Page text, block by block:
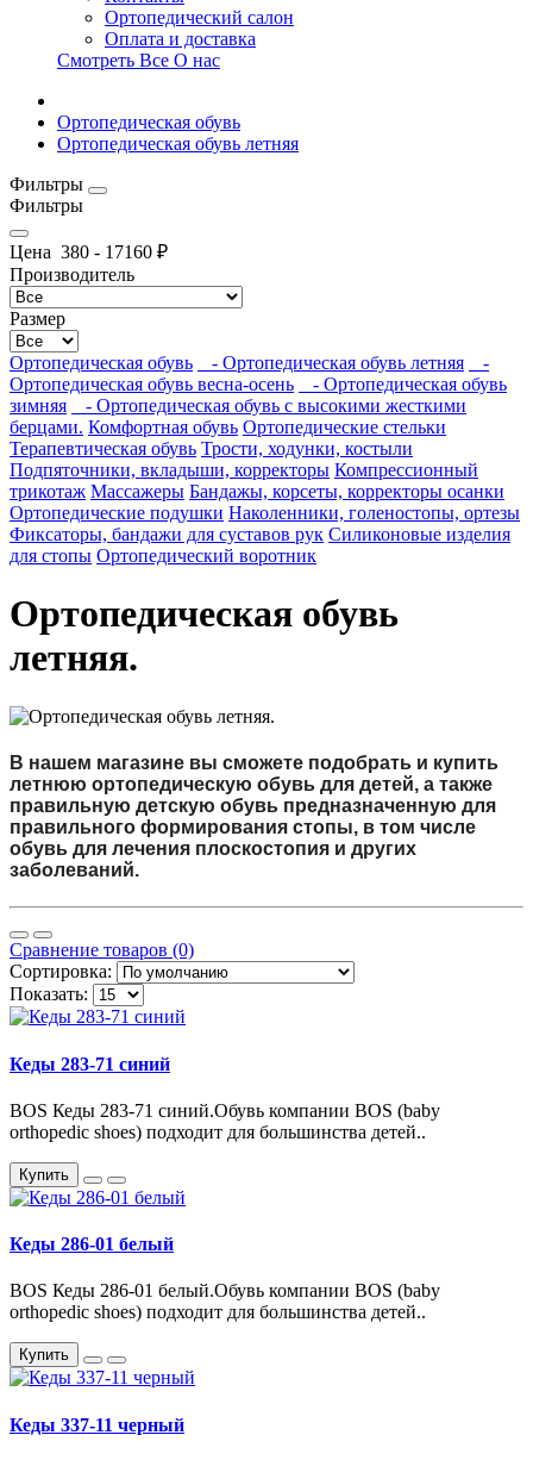
Ортопедический салон
Оплата и доставка
Смотреть Все О нас
Ортопедическая обувь
Ортопедическая обувь летняя
Фильтры
Фильтры
Цена 380 - 17160 ₽
Производитель
Размер
Ортопедическая обувь - Ортопедическая обувь летняя
-
Ортопедическая обувь весна-осень
- Ортопедическая обувь
зимняя
- Ортопедическая обувь с высокими жесткими
берцами. Комфортная обувь Ортопедические стельки
Терапевтическая обувь Трости, ходунки, костыли
Подпяточники, вкладыши, корректоры Компрессионный
трикотаж Массажеры Бандажы, корсеты, корректоры осанки
Ортопедические подушки Наколенники, голеностопы, ортезы
Фиксаторы, бандажи для суставов рук Силиконовые изделия
для стопы Ортопедический воротник
Ортопедическая обувь
летняя.
В нашем магазине вы сможете подобрать и купить
летнюю ортопедическую обувь для детей, а также
правильную детскую обувь предназначенную для
правильного формирования стопы, в том числе
обувь для лечения плоскостопия и других
заболеваний.
Сравнение товаров (0)
Сортировка:
Показать:
Кеды 283-71 синий
BOS Кеды 283-71 синий.Обувь компании BOS (baby
orthopedic shoes) подходит для большинства детей..
Купить
Кеды 286-01 белый
BOS Кеды 286-01 белый.Обувь компании BOS (baby
orthopedic shoes) подходит для большинства детей..
Купить
Кеды 337-11 черный